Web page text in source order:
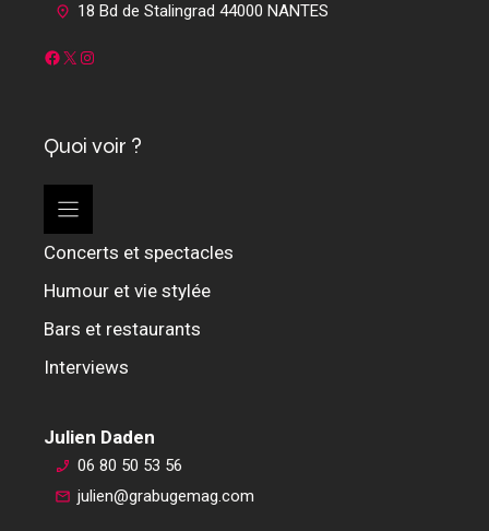
18 Bd de Stalingrad 44000 NANTES
Facebook
X Instagram
Quoi voir ?
Concerts et spectacles
Humour et vie stylée
Bars et restaurants
Interviews
Julien Daden
06 80 50 53 56
julien@grabugemag.com